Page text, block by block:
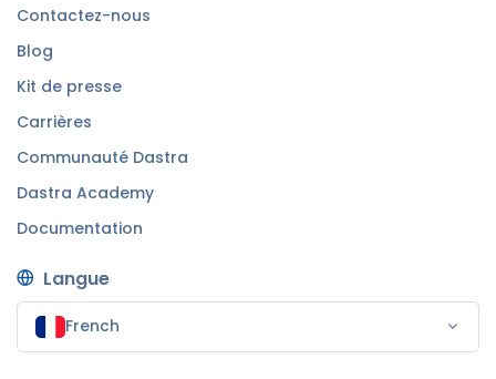
Contactez-nous
Blog
Kit de presse
Carrières
Communauté Dastra
Dastra Academy
Documentation
Langue
French